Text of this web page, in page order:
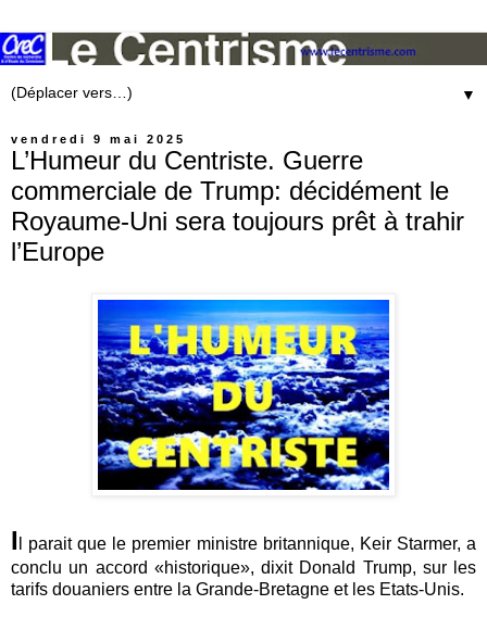
▼
vendredi 9 mai 2025
L’Humeur du Centriste. Guerre
commerciale de Trump: décidément le
Royaume-Uni sera toujours prêt à trahir
l’Europe
I
l parait que le premier ministre britannique, Keir Starmer, a
conclu un accord «historique», dixit Donald Trump, sur les
tarifs douaniers entre la Grande-Bretagne et les Etats-Unis.